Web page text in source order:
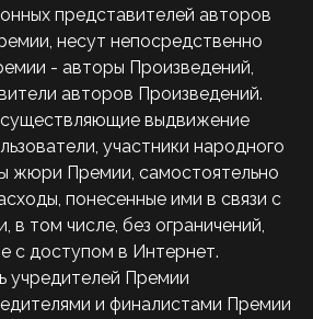
представителей авторов
несут непосредственно
- авторы Произведений,
авторов Произведений.
выдвижение
участники народного
жюри Премии, самостоятельно
понесенные ими в связи с
в том числе, без ограничений,
с доступом в Интернет.
учредителей Премии
и финалистами Премии